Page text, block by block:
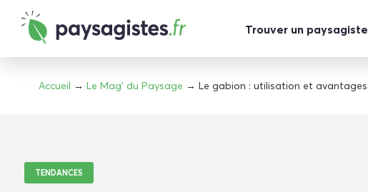
Trouver un paysagiste
Accueil → Le Mag' du Paysage → Le gabion : utilisation et avantages
TENDANCES